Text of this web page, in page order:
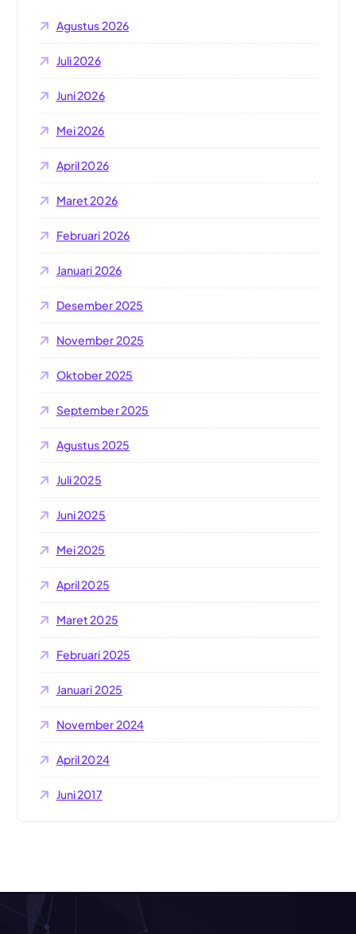
k
Agustus 2026
Juli 2026
Juni 2026
Mei 2026
April 2026
Maret 2026
Februari 2026
Januari 2026
Desember 2025
November 2025
Oktober 2025
September 2025
Agustus 2025
Juli 2025
Juni 2025
Mei 2025
April 2025
Maret 2025
Februari 2025
Januari 2025
November 2024
April 2024
Juni 2017